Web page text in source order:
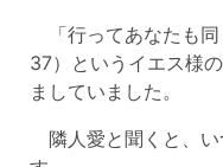
「行ってあなたも同
37）というイエス様
ましていました。
隣人愛と聞くと、い